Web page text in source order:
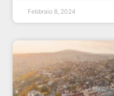
Febbraio 8, 2024